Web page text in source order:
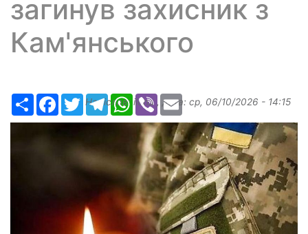
загинув захисник з
Кам'янського
РесурсFacebook
TwitterTelegramWhatsApp
ViberEmail
Надіслав: ilona , дата: ср, 06/10/2026 - 14:15